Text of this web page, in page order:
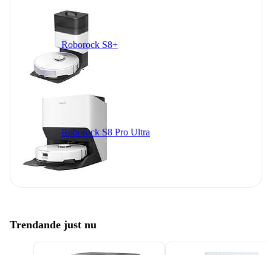
Roborock S8+
Roborock S8 Pro Ultra
Trendande just nu